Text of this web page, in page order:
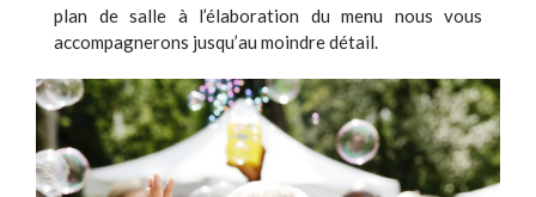
plan de salle à l’élaboration du menu nous vous
accompagnerons jusqu’au moindre détail.